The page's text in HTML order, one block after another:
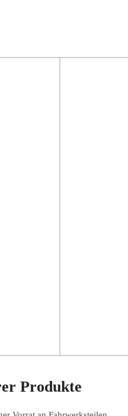
Produkte